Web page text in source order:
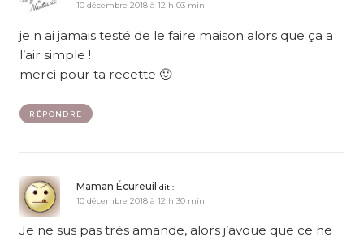
10 décembre 2018 à 12 h 03 min
je n ai jamais testé de le faire maison alors que ça a
l’air simple !
merci pour ta recette 🙂
RÉPONDRE
Maman Écureuil
dit :
10 décembre 2018 à 12 h 30 min
Je ne sus pas très amande, alors j’avoue que ce ne